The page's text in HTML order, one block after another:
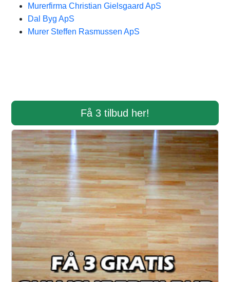
Murerfirma Christian Gielsgaard ApS
Dal Byg ApS
Murer Steffen Rasmussen ApS
Få 3 tilbud her!